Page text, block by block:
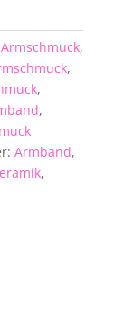
Armschmuck,
,
,
,
Armband,
,